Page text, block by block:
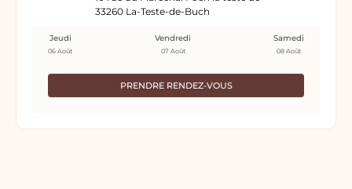
33260 La-Teste-de-Buch
PRENDRE RENDEZ-VOUS
Jeudi
06 Août
Vendredi
07 Août
Samedi
08 Août